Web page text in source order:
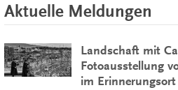
Aktuelle Meldungen
Landschaft mit
Fotoausstellung
im